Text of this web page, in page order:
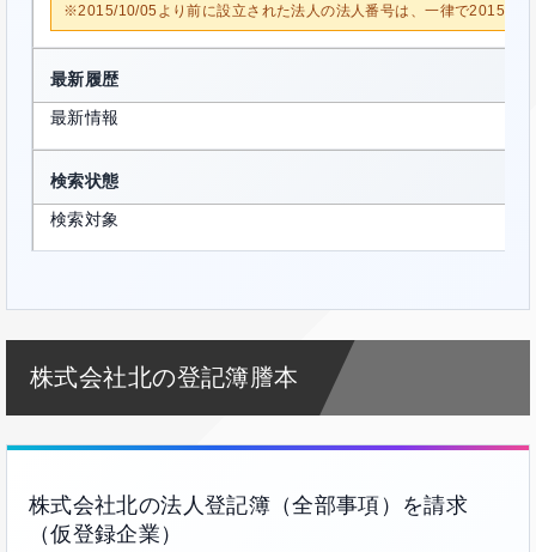
※2015/10/05より前に設立された法人の法人番号は、一律で2015/10/
最新履歴
最新情報
検索状態
検索対象
株式会社北の登記簿謄本
株式会社北の法人登記簿（全部事項）を請求
（仮登録企業）